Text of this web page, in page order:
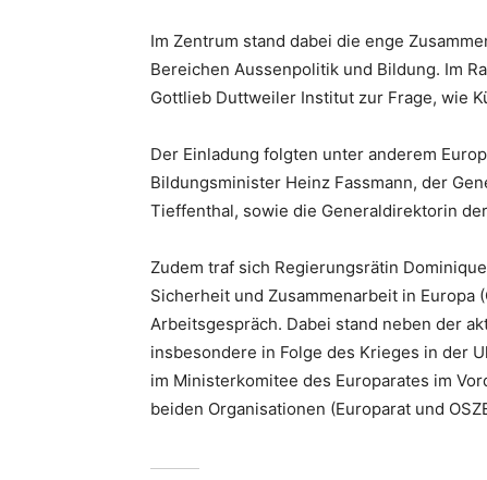
Im Zentrum stand dabei die enge
Bereichen Aussenpolitik und Bildung. Im
Gottlieb Duttweiler Institut zur Frage, wie
Der Einladung folgten unter anderem
Bildungsminister Heinz Fassmann, der
Tieffenthal, sowie die Generaldirektorin der
Zudem traf sich Regierungsrätin
Sicherheit und Zusammenarbeit in Europa
Arbeitsgespräch. Dabei stand neben der
insbesondere in Folge des Krieges in der
im Ministerkomitee des Europarates im
beiden Organisationen (Europarat und